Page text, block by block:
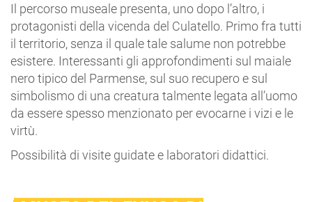
Il percorso museale presenta, uno dopo l’altro, i
protagonisti della vicenda del Culatello. Primo fra tutti
il territorio, senza il quale tale salume non potrebbe
esistere. Interessanti gli approfondimenti sul maiale
nero tipico del Parmense, sul suo recupero e sul
simbolismo di una creatura talmente legata all’uomo
da essere spesso menzionato per evocarne i vizi e le
virtù.
Possibilità di visite guidate e laboratori didattici.